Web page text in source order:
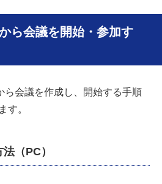
ら会議を開始・参加す
ら会議を作成し、開始する手順
す。
（PC）